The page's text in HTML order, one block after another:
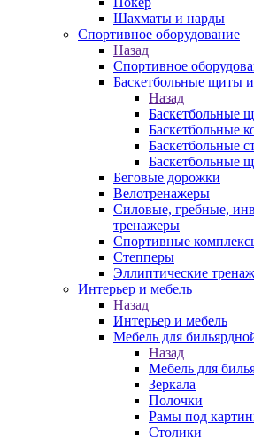
Шахматы и нарды
Спортивное оборудование
Назад
Спортивное
Баскетбольные щиты
Назад
Баскетбольные
Баскетбольные
Баскетбольные
Баскетбольные
Беговые дорожки
Велотренажеры
Силовые, гребные,
тренажеры
Спортивные
Степперы
Эллиптические
Интерьер и мебель
Назад
Интерьер и мебель
Мебель для
Назад
Мебель для
Зеркала
Полочки
Рамы под
Столики